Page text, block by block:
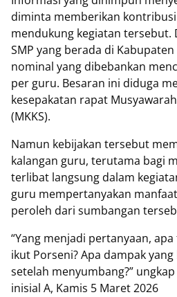
diminta memberikan
mendukung kegiatan tersebut.
SMP yang berada di
nominal yang dibebankan
per guru. Besaran ini diduga
kesepakatan rapat
(MKKS).
‎Namun kebijakan tersebut
kalangan guru, terutama bagi
terlibat langsung dalam
guru mempertanyakan
peroleh dari sumbangan
‎“Yang menjadi pertanyaan,
ikut Porseni? Apa dampak
setelah menyumbang?”
inisial A, Kamis 5 Maret 2026